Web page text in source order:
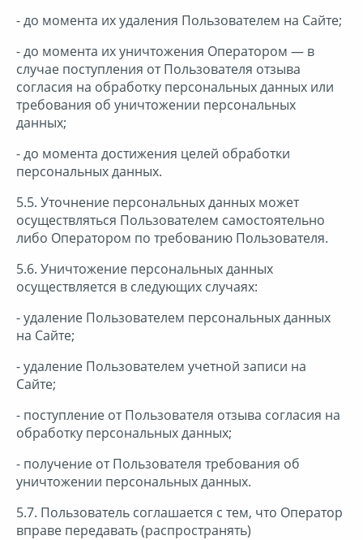
- до момента их удаления Пользователем на Сайте;
- до момента их уничтожения Оператором — в
случае поступления от Пользователя отзыва
согласия на обработку персональных данных или
требования об уничтожении персональных
данных;
- до момента достижения целей обработки
персональных данных.
5.5. Уточнение персональных данных может
осуществляться Пользователем самостоятельно
либо Оператором по требованию Пользователя.
5.6. Уничтожение персональных данных
осуществляется в следующих случаях:
- удаление Пользователем персональных данных
на Сайте;
- удаление Пользователем учетной записи на
Сайте;
- поступление от Пользователя отзыва согласия на
обработку персональных данных;
- получение от Пользователя требования об
уничтожении персональных данных.
5.7. Пользователь соглашается с тем, что Оператор
вправе передавать (распространять)